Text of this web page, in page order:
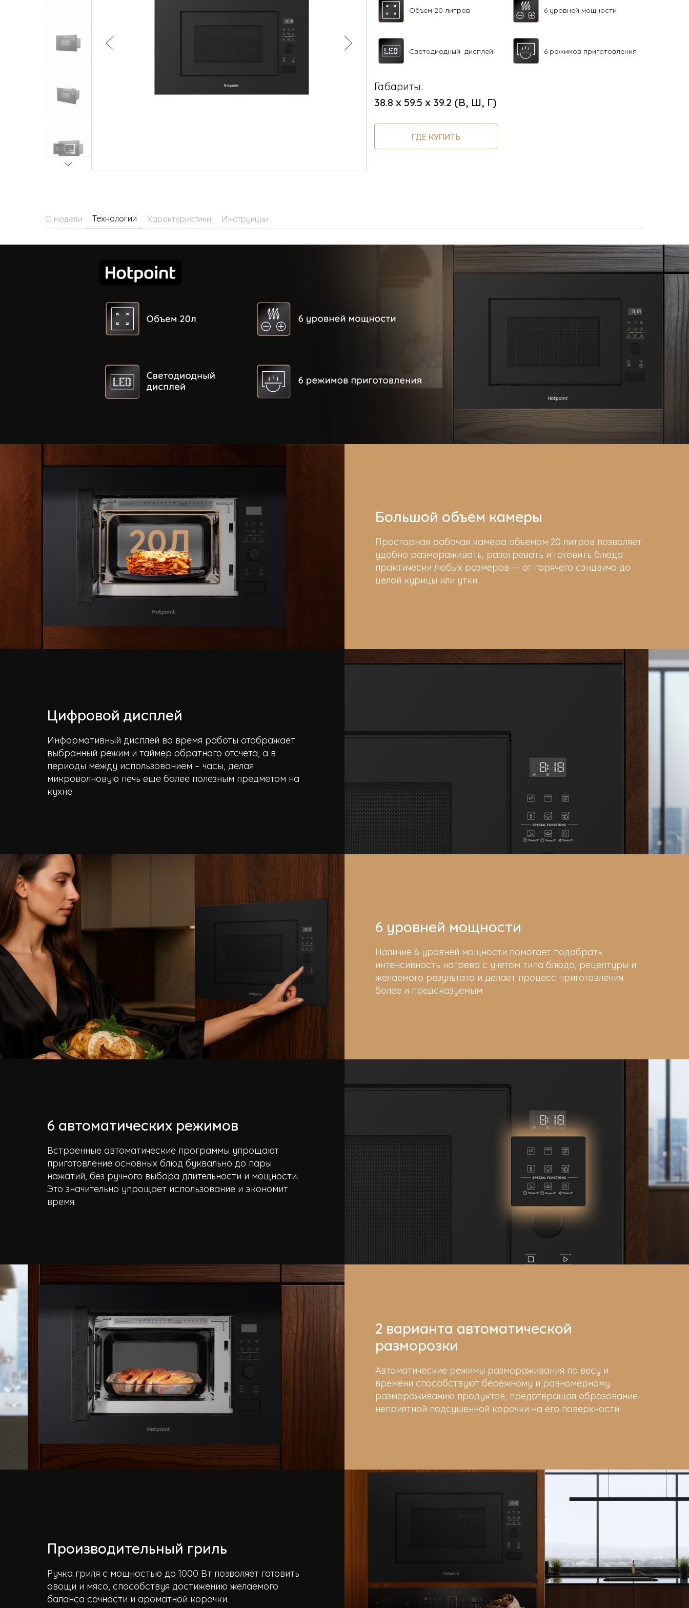
Объем 20 литров 6 уровней мощности
Светодиодный дисплей 6 режимов приготовления
Габариты:
38.8 х 59.5 х 39.2 (В, Ш, Г)
ГДЕ КУПИТЬ
О модели Технологии Характеристики Инструкции
Большой объем камеры
Просторная рабочая камера объемом 20 литров позволяет
удобно размораживать, разогревать и готовить блюда
практически любых размеров — от горячего сэндвича до
целой курицы или утки.
Цифровой дисплей
Информативный дисплей во время работы отображает
выбранный режим и таймер обратного отсчета, а в
периоды между использованием – часы, делая
микроволновую печь еще более полезным предметом на
кухне.
6 уровней мощности
Наличие 6 уровней мощности помогает подобрать
интенсивность нагрева с учетом типа блюда, рецептуры и
желаемого результата и делает процесс приготовления
более и предсказуемым.
6 автоматических режимов
Встроенные автоматические программы упрощают
приготовление основных блюд буквально до пары
нажатий, без ручного выбора длительности и мощности.
Это значительно упрощает использование и экономит
время.
2 варианта автоматической
разморозки
Автоматические режимы размораживания по весу и
времени способствуют бережному и равномерному
размораживанию продуктов, предотвращая образование
неприятной подсушенной корочки на его поверхности.
Производительный гриль
Ручка гриля с мощностью до 1000 Вт позволяет готовить
овощи и мясо, способствуя достижению желаемого
баланса сочности и ароматной корочки.